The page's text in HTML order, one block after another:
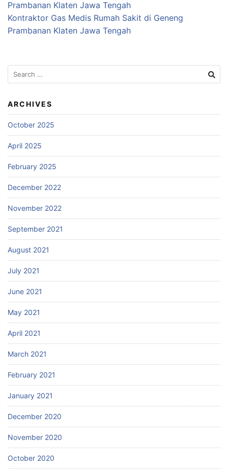
Prambanan Klaten Jawa Tengah
Kontraktor Gas Medis Rumah Sakit di Geneng
Prambanan Klaten Jawa Tengah
Search
for:
ARCHIVES
October 2025
April 2025
February 2025
December 2022
November 2022
September 2021
August 2021
July 2021
June 2021
May 2021
April 2021
March 2021
February 2021
January 2021
December 2020
November 2020
October 2020